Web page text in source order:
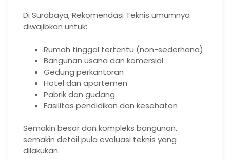
Di Surabaya, Rekomendasi Teknis umumnya
diwajibkan untuk:
Rumah tinggal tertentu (non-sederhana)
Bangunan usaha dan komersial
Gedung perkantoran
Hotel dan apartemen
Pabrik dan gudang
Fasilitas pendidikan dan kesehatan
Semakin besar dan kompleks bangunan,
semakin detail pula evaluasi teknis yang
dilakukan.